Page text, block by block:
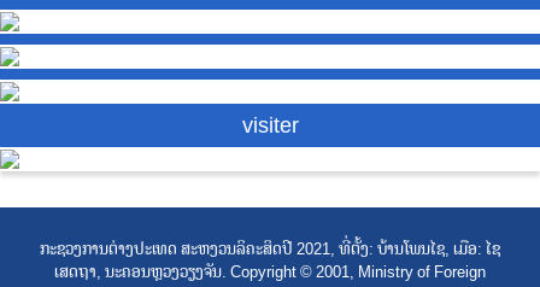
visiter
ກະຊວງການຕ່າງປະເທດ ສະຫງວນລິຄະສິດປີ 2021, ທີ່ຕັ້ງ: ບ້ານໂພນໄຊ, ເມືອ: ໄຊ
ເສດຖາ, ນະຄອນຫຼວງວຽງຈັນ. Copyright © 2001, Ministry of Foreign